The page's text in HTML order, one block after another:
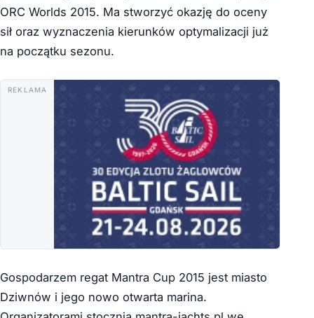
ORC Worlds 2015. Ma stworzyć okazję do oceny
sił oraz wyznaczenia kierunków optymalizacji już
na początku sezonu.
REKLAMA
Gospodarzem regat Mantra Cup 2015 jest miasto
Dziwnów i jego nowo otwarta marina.